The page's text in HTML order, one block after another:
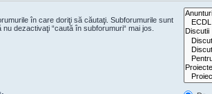
în care doriţi să căutaţi. Subforumurile sunt
dezactivaţi “caută în subforumuri“ mai jos.